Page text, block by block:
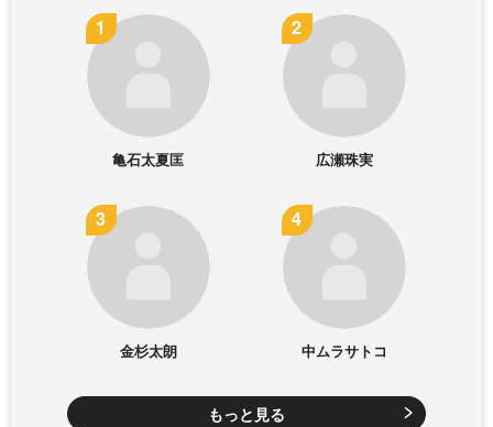
亀石太夏匡 広瀬珠実
金杉太朗 中ムラサトコ
もっと見る